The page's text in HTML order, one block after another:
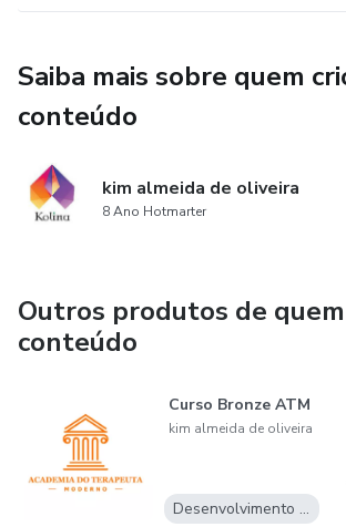
Saiba mais sobre quem
conteúdo
kim almeida de oliveira
8 Ano Hotmarter
Outros produtos de
conteúdo
Curso Bronze ATM
kim almeida de oliveira
Desenvolvimento Pessoal